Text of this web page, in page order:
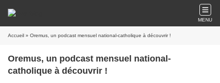
MENU
Accueil » Oremus, un podcast mensuel national-catholique à découvrir !
Oremus, un podcast mensuel national-
catholique à découvrir !